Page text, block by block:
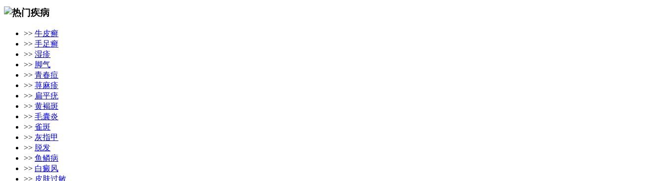
姜雪梅，副主任医师，从...
>> 牛皮癣
>> 手足癣
>> 湿疹
>> 脚气
>> 青春痘
>> 荨麻疹
>> 扁平疣
>> 黄褐斑
>> 毛囊炎
>> 雀斑
>> 灰指甲
>> 脱发
>> 鱼鳞病
>> 白癜风
>> 皮肤过敏